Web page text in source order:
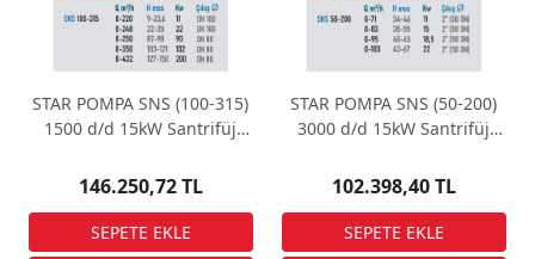
STAR POMPA SNS (100-315)
1500 d/d 15kW Santrifüj
146.250,72 TL
STAR POMPA SNS (50-200)
3000 d/d 15kW Santrifüj
102.398,40 TL